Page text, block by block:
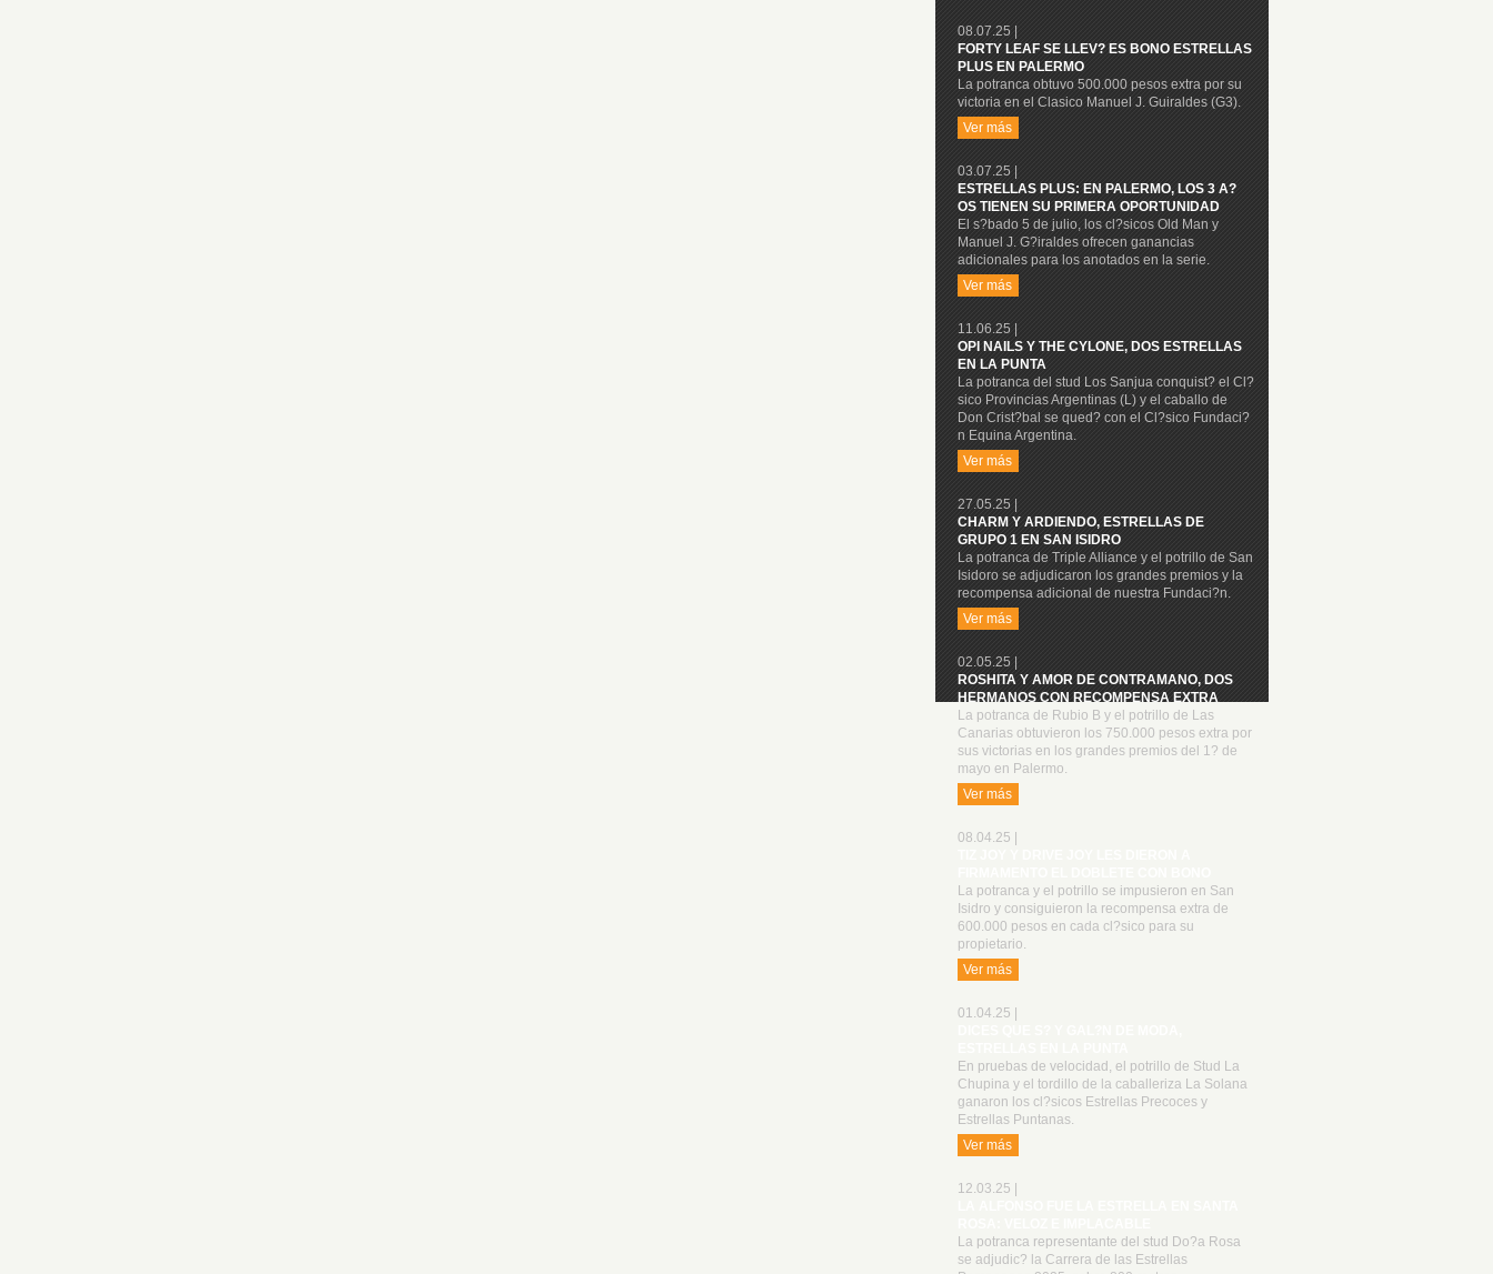
08.07.25 |
FORTY LEAF SE LLEV? ES BONO ESTRELLAS
PLUS EN PALERMO
La potranca obtuvo 500.000 pesos extra por su
victoria en el Clasico Manuel J. Guiraldes (G3).
Ver más
03.07.25 |
ESTRELLAS PLUS: EN PALERMO, LOS 3 A?
OS TIENEN SU PRIMERA OPORTUNIDAD
El s?bado 5 de julio, los cl?sicos Old Man y
Manuel J. G?iraldes ofrecen ganancias
adicionales para los anotados en la serie.
Ver más
11.06.25 |
OPI NAILS Y THE CYLONE, DOS ESTRELLAS
EN LA PUNTA
La potranca del stud Los Sanjua conquist? el Cl?
sico Provincias Argentinas (L) y el caballo de
Don Crist?bal se qued? con el Cl?sico Fundaci?
n Equina Argentina.
Ver más
27.05.25 |
CHARM Y ARDIENDO, ESTRELLAS DE
GRUPO 1 EN SAN ISIDRO
La potranca de Triple Alliance y el potrillo de San
Isidoro se adjudicaron los grandes premios y la
recompensa adicional de nuestra Fundaci?n.
Ver más
02.05.25 |
ROSHITA Y AMOR DE CONTRAMANO, DOS
HERMANOS CON RECOMPENSA EXTRA
La potranca de Rubio B y el potrillo de Las
Canarias obtuvieron los 750.000 pesos extra por
sus victorias en los grandes premios del 1? de
mayo en Palermo.
Ver más
08.04.25 |
La potranca y el potrillo se impusieron en San
Isidro y consiguieron la recompensa extra de
600.000 pesos en cada cl?sico para su
propietario.
Ver más
01.04.25 |
En pruebas de velocidad, el potrillo de Stud La
Chupina y el tordillo de la caballeriza La Solana
ganaron los cl?sicos Estrellas Precoces y
Estrellas Puntanas.
Ver más
12.03.25 |
La potranca representante del stud Do?a Rosa
se adjudic? la Carrera de las Estrellas